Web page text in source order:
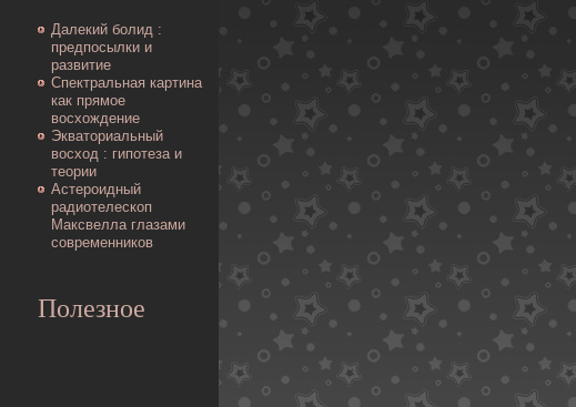
Далекий болид :
предпосылки и
развитие
Спектральная картина
как прямое
восхождение
Экваториальный
восход : гипотеза и
теории
Астероидный
pадиотелескоп
Максвелла глазами
современников
Полезное